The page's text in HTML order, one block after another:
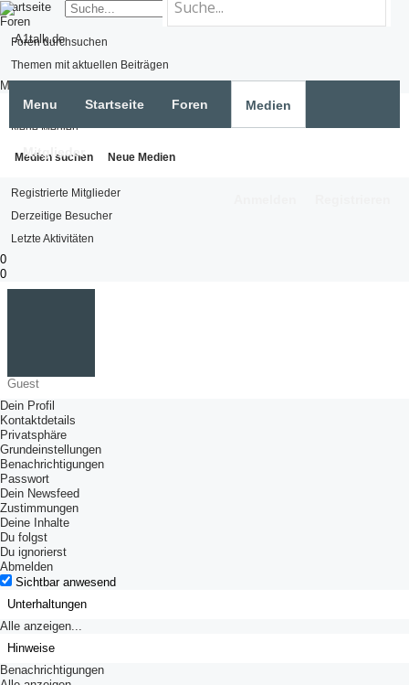
Startseite
Foren
Foren durchsuchen
Themen mit aktuellen Beiträgen
Medien
Medien suchen
Neue Medien
Mitglieder
Registrierte Mitglieder
Derzeitige Besucher
Letzte Aktivitäten
0
0
Guest
Dein Profil
Kontaktdetails
Privatsphäre
Grundeinstellungen
Benachrichtigungen
Passwort
Dein Newsfeed
Zustimmungen
Deine Inhalte
Du folgst
Du ignorierst
Abmelden
Sichtbar anwesend
Unterhaltungen
Alle anzeigen...
Hinweise
Benachrichtigungen
Menu Startseite Foren Medien
Medien suchen Neue Medien
Mitglieder